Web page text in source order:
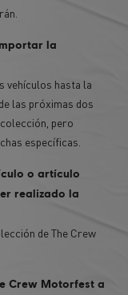
la
vehículos hasta la
las próximas dos
pero
específicas.
o artículo
realizado la
de The Crew
Crew Motorfest a